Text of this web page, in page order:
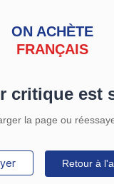
ON ACHÈTE
FRANÇAIS
critique est
la page ou
Retour à